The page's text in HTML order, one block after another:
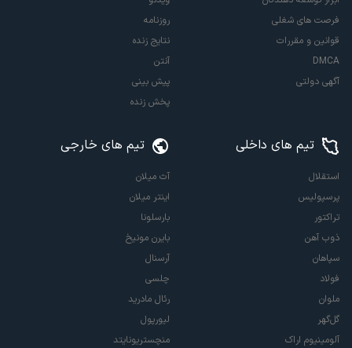
فرصت های شغلی
قوانین و مقررات
DMCA
آگهی دولتی
روزنامه
نتایج زنده
آنتن
پیش بینی
پخش زنده
تیم های داخلی
استقلال
پرسپولیس
تراکتور
ذوب آهن
سپاهان
فولاد
ملوان
گل‌گهر
آلومینیوم اراک
تیم های خارجی
آث میلان
اینتر میلان
بارسلونا
بایرن مونیخ
آرسنال
چلسی
رئال مادرید
لیورپول
منچستریونایتد